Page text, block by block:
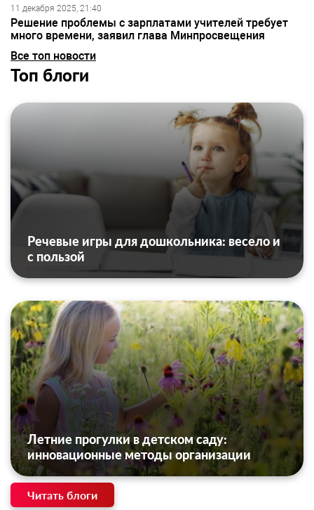
11 декабря 2025, 21:40
Решение проблемы с зарплатами учителей требует
много времени, заявил глава Минпросвещения
Все топ новости
Топ блоги
Речевые игры для дошкольника: весело и
с пользой
Летние прогулки в детском саду:
инновационные методы организации
Читать блоги